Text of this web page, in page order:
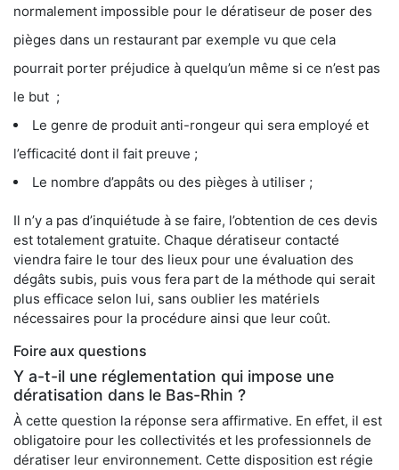
normalement impossible pour le dératiseur de poser des
pièges dans un restaurant par exemple vu que cela
pourrait porter préjudice à quelqu’un même si ce n’est pas
le but ;
Le genre de produit anti-rongeur qui sera employé et
l’efficacité dont il fait preuve ;
Le nombre d’appâts ou des pièges à utiliser ;
Il n’y a pas d’inquiétude à se faire, l’obtention de ces devis
est totalement gratuite. Chaque dératiseur contacté
viendra faire le tour des lieux pour une évaluation des
dégâts subis, puis vous fera part de la méthode qui serait
plus efficace selon lui, sans oublier les matériels
nécessaires pour la procédure ainsi que leur coût.
Foire aux questions
Y a-t-il une réglementation qui impose une
dératisation dans le Bas-Rhin ?
À cette question la réponse sera affirmative. En effet, il est
obligatoire pour les collectivités et les professionnels de
dératiser leur environnement. Cette disposition est régie